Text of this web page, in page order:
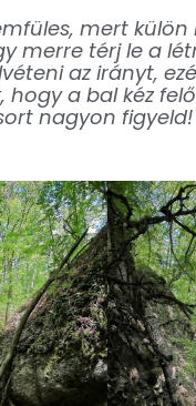
mert külön
merre térj le a
az irányt,
hogy a bal kéz
nagyon figyeld!